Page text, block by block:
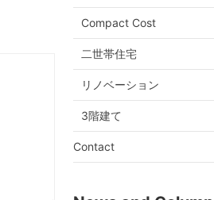
Compact Cost
二世帯住宅
リノベーション
3階建て
Contact